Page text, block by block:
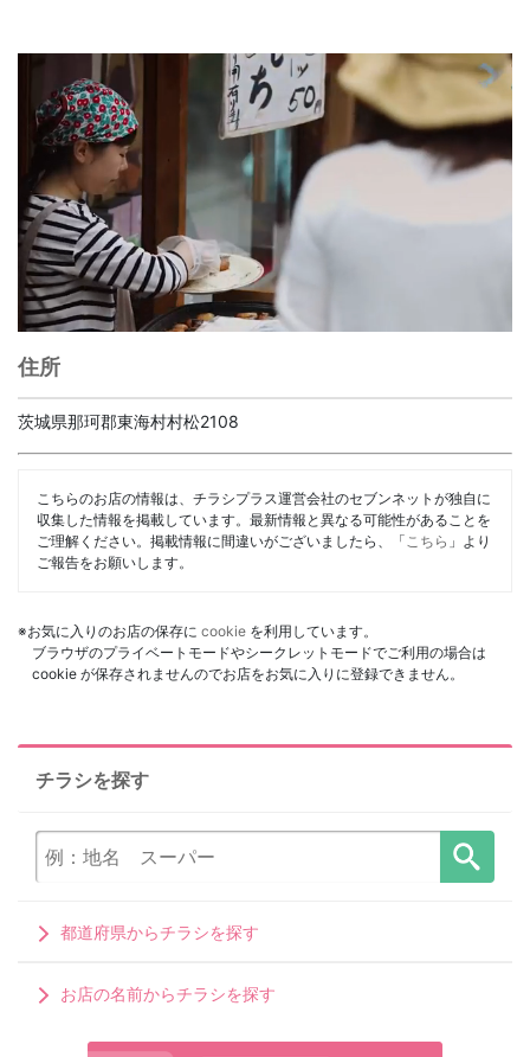
住所
茨城県那珂郡東海村村松2108
こちらのお店の情報は、チラシプラス運営会社のセブンネットが独自に
収集した情報を掲載しています。最新情報と異なる可能性があることを
ご理解ください。掲載情報に間違いがございましたら、「こちら 」より
ご報告をお願いします。
※お気に入りのお店の保存に cookie を利用しています。
ブラウザのプライベートモードやシークレットモードでご利用の場合は
cookie が保存されませんのでお店をお気に入りに登録できません。
チラシを探す
都道府県からチラシを探す
お店の名前からチラシを探す